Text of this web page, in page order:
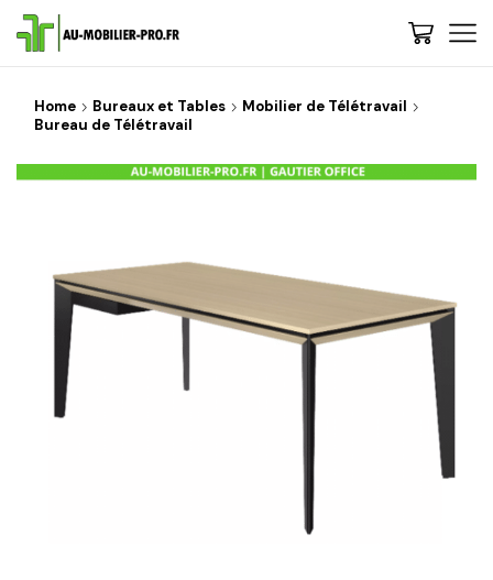
Home Bureaux et Tables
Mobilier de Télétravail
Bureau de Télétravail